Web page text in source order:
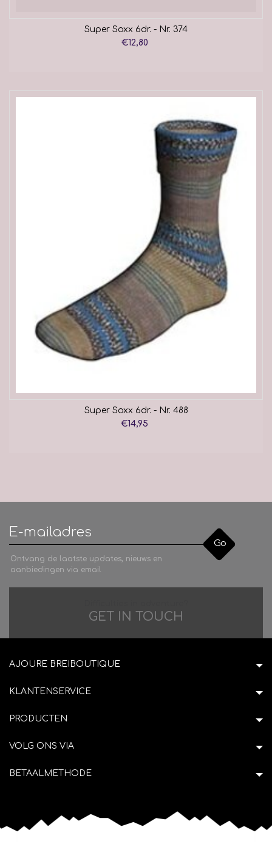
Super Soxx 6dr. - Nr. 374
€12,80
Super Soxx 6dr. - Nr. 488
€14,95
Go
Ontvang de laatste updates, nieuws en
aanbiedingen via email
GET IN TOUCH
AJOURE BREIBOUTIQUE
KLANTENSERVICE
PRODUCTEN
VOLG ONS VIA
BETAALMETHODE